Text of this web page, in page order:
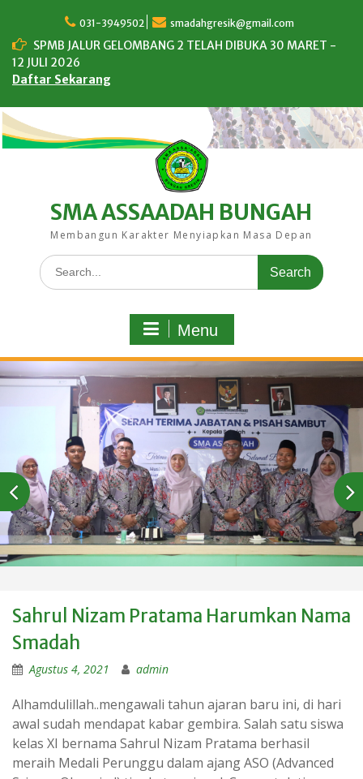
content
031-3949502 smadahgresik@gmail.com
SPMB JALUR GELOMBANG 2 TELAH DIBUKA 30 MARET -
12 JULI 2026
Daftar Sekarang
SMA ASSAADAH BUNGAH
Membangun Karakter Menyiapkan Masa Depan
Search
for:
Menu
Sahrul Nizam Pratama Harumkan Nama
Smadah
Agustus 4, 2021 admin
Alhamdulillah..mengawali tahun ajaran baru ini, di hari
awal sudah mendapat kabar gembira. Salah satu siswa
kelas XI bernama Sahrul Nizam Pratama berhasil
meraih Medali Perunggu dalam ajang ASO (Advanced